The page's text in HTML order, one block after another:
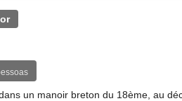
un manoir breton du 18ème, au